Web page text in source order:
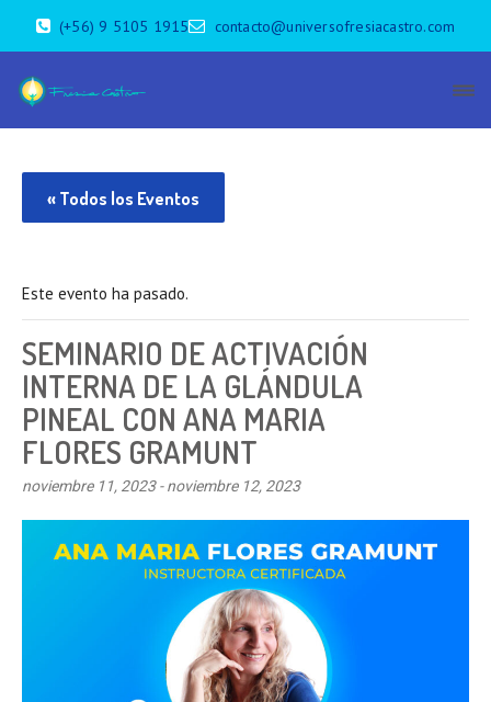
(+56) 9 5105 1915 contacto@universofresiacastro.com
« Todos los Eventos
Este evento ha pasado.
SEMINARIO DE ACTIVACIÓN
INTERNA DE LA GLÁNDULA
PINEAL CON ANA MARIA
FLORES GRAMUNT
noviembre 11, 2023-noviembre 12, 2023